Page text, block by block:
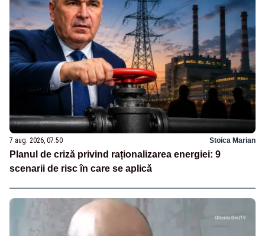
7 aug. 2026, 07:50 Stoica Marian
Planul de criză privind raționalizarea energiei: 9
scenarii de risc în care se aplică